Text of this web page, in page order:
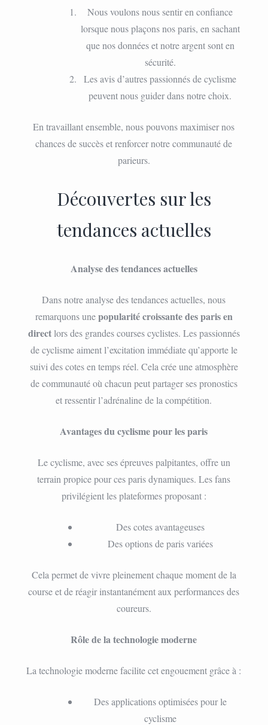
Nous voulons nous sentir en confiance
lorsque nous plaçons nos paris, en sachant
que nos données et notre argent sont en
sécurité.
Les avis d’autres passionnés de cyclisme
peuvent nous guider dans notre choix.
En travaillant ensemble, nous pouvons maximiser nos
chances de succès et renforcer notre communauté de
parieurs.
Découvertes sur les
tendances actuelles
Analyse des tendances actuelles
Dans notre analyse des tendances actuelles, nous
remarquons unepopularité croissante des paris en
directlors des grandes courses cyclistes. Les passionnés
de cyclisme aiment l’excitation immédiate qu’apporte le
suivi des cotes en temps réel. Cela crée une atmosphère
de communauté où chacun peut partager ses pronostics
et ressentir l’adrénaline de la compétition.
Avantages du cyclisme pour les paris
Le cyclisme, avec ses épreuves palpitantes, offre un
terrain propice pour ces paris dynamiques. Les fans
privilégient les plateformes proposant :
Des cotes avantageuses
Des options de paris variées
Cela permet de vivre pleinement chaque moment de la
course et de réagir instantanément aux performances des
coureurs.
Rôle de la technologie moderne
La technologie moderne facilite cet engouement grâce à :
Des applications optimisées pour le
cyclisme